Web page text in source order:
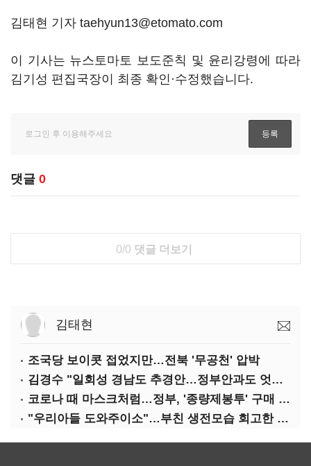
김태현 기자 taehyun13@etomato.com
이 기사는 뉴스토마토 보도준칙 및 윤리강령에 따라
김기성 편집국장이 최종 확인·수정했습니다.
댓글 0
0/0 댓글 더보기
김태현
조국당 보이콧 접었지만…전북 '무공천' 압박
김경수 "일회성 경남도 추경안…정부안과도 엇박자"
코로나 때 마스크처럼…정부, '종량제봉투' 구매 제한
"우리아들 도와주이소"…부친 생전모습 회고한 김부겸